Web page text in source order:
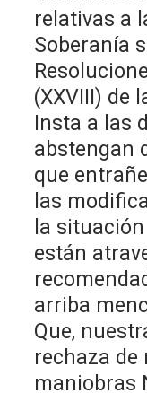
relativas a
Soberanía
(XXVIII) de
Insta a las
abstengan
que
las
la
están
arriba
Que,
rechaza de
maniobras